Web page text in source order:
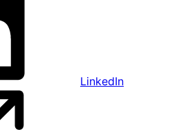
LinkedIn